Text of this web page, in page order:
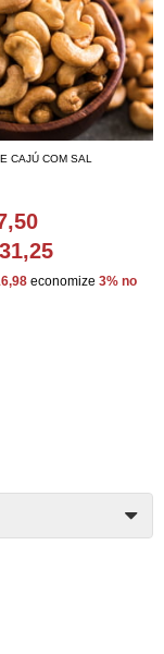
CAJÚ COM SAL
economize 3% no